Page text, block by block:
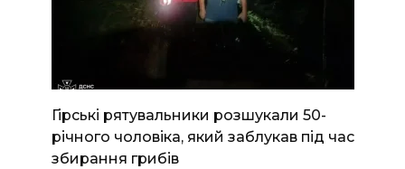
Гірські рятувальники розшукали 50-
річного чоловіка, який заблукав під час
збирання грибів